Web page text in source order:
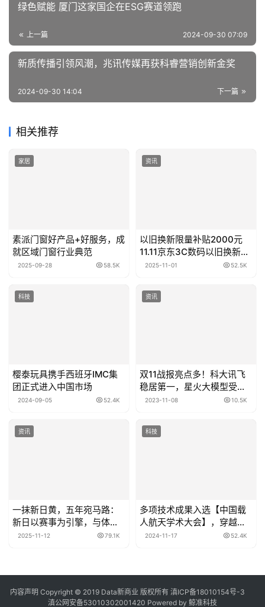
绿色赋能 厦门这家国企在ESG赛道领跑
上一篇 2024-09-30 07:09
新质传播引领风潮，兆讯传媒再获科睿营销创新金奖
下一篇
2024-09-30 14:04
相关推荐
家居
素派门窗好产品+好服务，成
就区域门窗行业典范
2025-09-28 58.5K
资讯
以旧换新限量补贴2000元
11.11京东3C数码以旧换新购
用户量同比增长100%
2025-11-01 52.5K
科技
樱泰玩具携手西班牙IMC集
团正式进入中国市场
2024-09-05 52.4K
资讯
双11战报亮点多！科大讯飞
稳居第一，星火大模型受职
场精英热捧
2023-11-08 10.5K
资讯
一抹新日黄，五年宛马路：
新日以赛事为引擎，与体育
事业共长跑
2025-11-12 79.1K
科技
多项技术成果入选【中国载
人航天学术大会】，穿越者
将作为首批商业航天企业重
2024-11-17 52.4K
内容声明 Copyright © 2019 Data新商业 版权所有 滇ICP备18010154号-3
滇公网安备53010302001420 Powered by 鲸准科技